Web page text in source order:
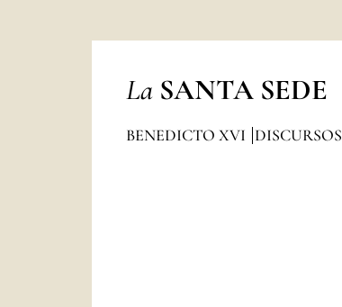
La SANTA SEDE
BENEDICTO XVI DISCURSOS